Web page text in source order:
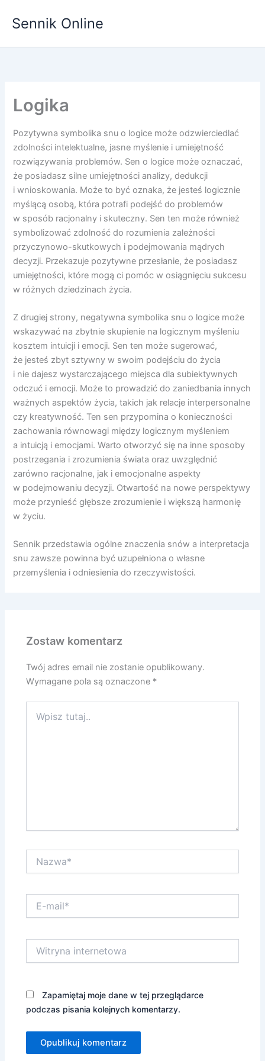
Sennik Online
Logika
Pozytywna symbolika snu o logice może odzwierciedlać
zdolności intelektualne, jasne myślenie i umiejętność
rozwiązywania problemów. Sen o logice może oznaczać,
że posiadasz silne umiejętności analizy, dedukcji
i wnioskowania. Może to być oznaka, że jesteś logicznie
myślącą osobą, która potrafi podejść do problemów
w sposób racjonalny i skuteczny. Sen ten może również
symbolizować zdolność do rozumienia zależności
przyczynowo-skutkowych i podejmowania mądrych
decyzji. Przekazuje pozytywne przesłanie, że posiadasz
umiejętności, które mogą ci pomóc w osiągnięciu sukcesu
w różnych dziedzinach życia.
Z drugiej strony, negatywna symbolika snu o logice może
wskazywać na zbytnie skupienie na logicznym myśleniu
kosztem intuicji i emocji. Sen ten może sugerować,
że jesteś zbyt sztywny w swoim podejściu do życia
i nie dajesz wystarczającego miejsca dla subiektywnych
odczuć i emocji. Może to prowadzić do zaniedbania innych
ważnych aspektów życia, takich jak relacje interpersonalne
czy kreatywność. Ten sen przypomina o konieczności
zachowania równowagi między logicznym myśleniem
a intuicją i emocjami. Warto otworzyć się na inne sposoby
postrzegania i zrozumienia świata oraz uwzględnić
zarówno racjonalne, jak i emocjonalne aspekty
w podejmowaniu decyzji. Otwartość na nowe perspektywy
może przynieść głębsze zrozumienie i większą harmonię
w życiu.
Sennik przedstawia ogólne znaczenia snów a interpretacja
snu zawsze powinna być uzupełniona o własne
przemyślenia i odniesienia do rzeczywistości.
Zostaw komentarz
Twój adres email nie zostanie opublikowany.
Wymagane pola są oznaczone *
tutaj..
mail*
internetowa
Zapamiętaj moje dane w tej przeglądarce
podczas pisania kolejnych komentarzy.